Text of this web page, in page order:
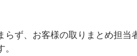
らず、お客様の取りまとめ担当